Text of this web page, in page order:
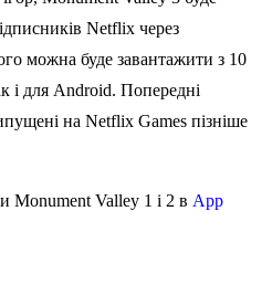
Netflix через
можна буде завантажити з 10
і для Android. Попередні
на Netflix Games пізніше
Monument Valley 1 і 2 в App